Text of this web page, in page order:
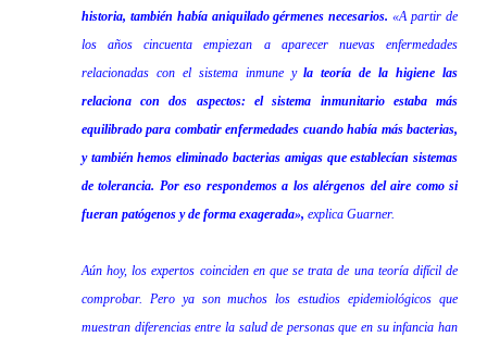
historia, también había aniquilado gérmenes necesarios. «A partir de
los años cincuenta empiezan a aparecer nuevas enfermedades
relacionadas con el sistema inmune yla teoría de la higiene las
relaciona con dos aspectos: el sistema inmunitario estaba más
equilibrado para combatir enfermedades cuando había más bacterias,
y también hemos eliminado bacterias amigas que establecían sistemas
de tolerancia. Por eso respondemos a los alérgenos del aire como si
fueran patógenos y de forma exagerada», explica Guarner.
Aún hoy, los expertos coinciden en que se trata de una teoría difícil de
comprobar. Pero ya son muchos los estudios epidemiológicos que
muestran diferencias entre la salud de personas que en su infancia han